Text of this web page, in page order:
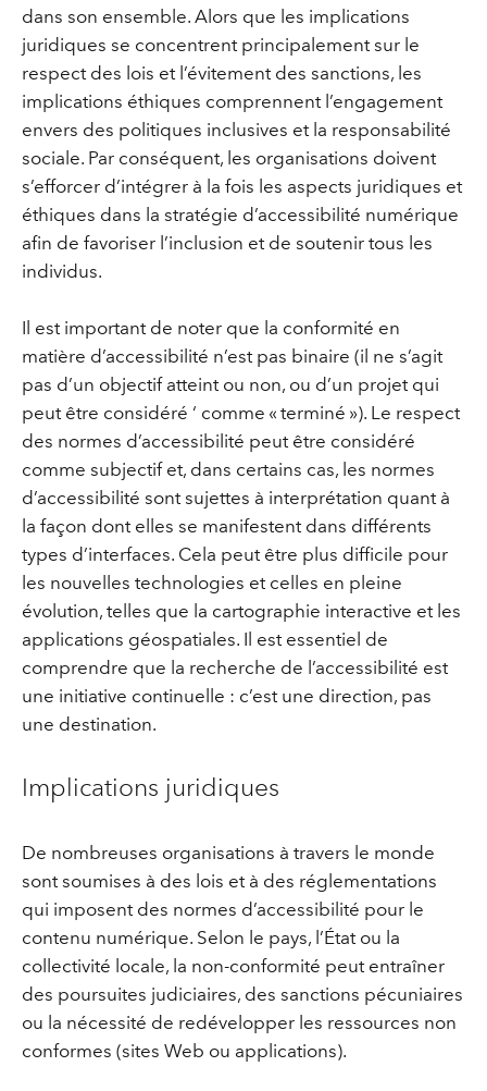
dans son ensemble. Alors que les implications
juridiques se concentrent principalement sur le
respect des lois et l’évitement des sanctions, les
implications éthiques comprennent l’engagement
envers des politiques inclusives et la responsabilité
sociale. Par conséquent, les organisations doivent
s’efforcer d’intégrer à la fois les aspects juridiques et
éthiques dans la stratégie d’accessibilité numérique
afin de favoriser l’inclusion et de soutenir tous les
individus.
Il est important de noter que la conformité en
matière d’accessibilité n’est pas binaire (il ne s’agit
pas d’un objectif atteint ou non, ou d’un projet qui
peut être considéré ‘ comme « terminé »). Le respect
des normes d’accessibilité peut être considéré
comme subjectif et, dans certains cas, les normes
d’accessibilité sont sujettes à interprétation quant à
la façon dont elles se manifestent dans différents
types d’interfaces. Cela peut être plus difficile pour
les nouvelles technologies et celles en pleine
évolution, telles que la cartographie interactive et les
applications géospatiales. Il est essentiel de
comprendre que la recherche de l’accessibilité est
une initiative continuelle : c’est une direction, pas
une destination.
Implications juridiques
De nombreuses organisations à travers le monde
sont soumises à des lois et à des réglementations
qui imposent des normes d’accessibilité pour le
contenu numérique. Selon le pays, l’État ou la
collectivité locale, la non-conformité peut entraîner
des poursuites judiciaires, des sanctions pécuniaires
ou la nécessité de redévelopper les ressources non
conformes (sites Web ou applications).